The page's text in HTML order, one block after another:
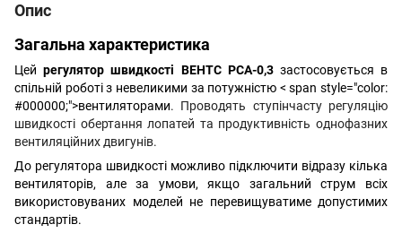
Опис
Загальна характеристика
Цейрегулятор швидкості ВЕНТС РСА-0,3застосовується в
спільній роботі з невеликими за потужністю < span style="color:
#000000;">вентиляторами. Проводять ступінчасту регуляцію
швидкості обертання лопатей та продуктивність однофазних
вентиляційних двигунів.
До регулятора швидкості можливо підключити відразу кілька
вентиляторів, але за умови, якщо загальний струм всіх
використовуваних моделей не перевищуватиме допустимих
стандартів.